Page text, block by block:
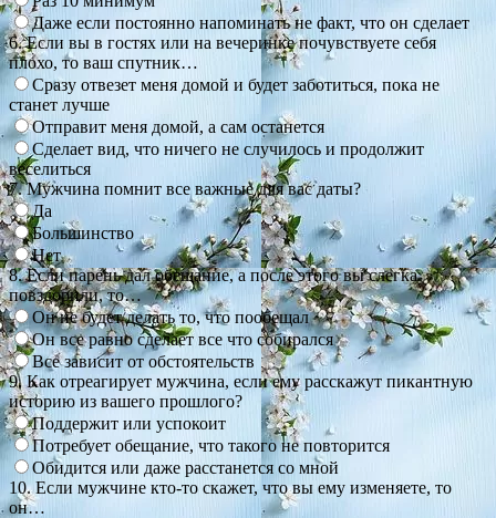
Даже если постоянно напоминать не факт, что он сделает
6. Если вы в гостях или на вечеринке почувствуете себя
плохо, то ваш спутник…
Сразу отвезет меня домой и будет заботиться, пока не
станет лучше
Отправит меня домой, а сам останется
Сделает вид, что ничего не случилось и продолжит
веселиться
7. Мужчина помнит все важные для вас даты?
Да
Большинство
Нет
8. Если парень дал обещание, а после этого вы слегка
повздорили, то…
Он не будет делать то, что пообещал
Он все равно сделает все что собирался
Все зависит от обстоятельств
9. Как отреагирует мужчина, если ему расскажут пикантную
историю из вашего прошлого?
Поддержит или успокоит
Потребует обещание, что такого не повторится
Обидится или даже расстанется со мной
10. Если мужчине кто-то скажет, что вы ему изменяете, то
он…